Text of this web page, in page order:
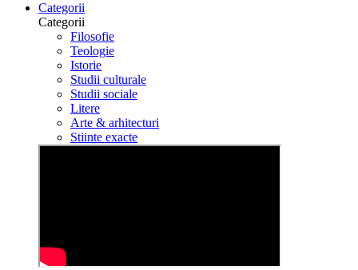
Categorii
Categorii
Filosofie
Teologie
Istorie
Studii culturale
Studii sociale
Litere
Arte & arhitecturi
Stiinte exacte